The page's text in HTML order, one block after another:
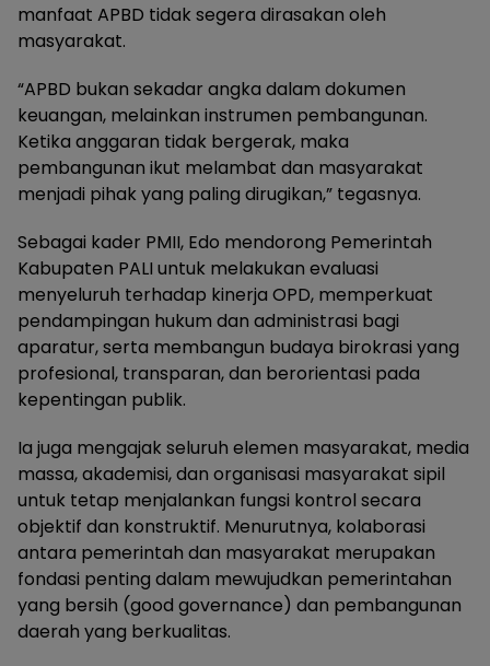
manfaat APBD tidak segera dirasakan oleh
masyarakat.
“APBD bukan sekadar angka dalam dokumen
keuangan, melainkan instrumen pembangunan.
Ketika anggaran tidak bergerak, maka
pembangunan ikut melambat dan masyarakat
menjadi pihak yang paling dirugikan,” tegasnya.
Sebagai kader PMII, Edo mendorong Pemerintah
Kabupaten PALI untuk melakukan evaluasi
menyeluruh terhadap kinerja OPD, memperkuat
pendampingan hukum dan administrasi bagi
aparatur, serta membangun budaya birokrasi yang
profesional, transparan, dan berorientasi pada
kepentingan publik.
Ia juga mengajak seluruh elemen masyarakat, media
massa, akademisi, dan organisasi masyarakat sipil
untuk tetap menjalankan fungsi kontrol secara
objektif dan konstruktif. Menurutnya, kolaborasi
antara pemerintah dan masyarakat merupakan
fondasi penting dalam mewujudkan pemerintahan
yang bersih (good governance) dan pembangunan
daerah yang berkualitas.